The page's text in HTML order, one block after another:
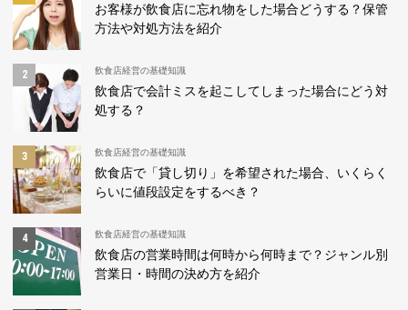
お客様が飲食店に忘れ物をした場合どうする？保管
方法や対処方法を紹介
飲食店経営の基礎知識
飲食店で会計ミスを起こしてしまった場合にどう対
処する？
飲食店経営の基礎知識
飲食店で「貸し切り」を希望された場合、いくらく
らいに値段設定をするべき？
飲食店経営の基礎知識
飲食店の営業時間は何時から何時まで？ジャンル別
営業日・時間の決め方を紹介